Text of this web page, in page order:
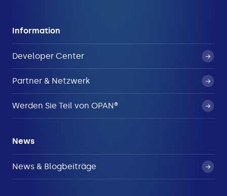
Information
Developer Center
Partner & Netzwerk
Werden Sie Teil von OPAN®
News
News & Blogbeiträge